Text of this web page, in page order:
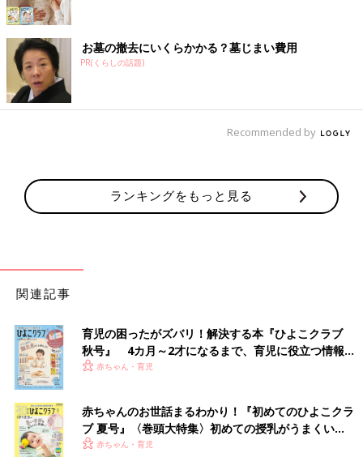
SHOKOさんは、ダイソーでトイストーリーのヘアゴムと前髪を
つ110円、ヘアクリップは4個で220円です。立体的に見えるデザ
インがとってもキュートですね！
「セリア×ズートピア」両面どちらもかわいい！高
見えフェイクレザーポーチ
お墓の撤去にいくらかかる？墓じまい費用
PR(くらしの話題)
Recommended by
ランキングをもっと見る
関連記事
育児の困ったがズバリ！解決する本『ひよこクラブ
秋号』 4カ月～2才になるまで、育児に役立つ情報が
いっぱい！
赤ちゃん・育児
赤ちゃんのお世話まるわかり！『初めてのひよこクラ
ブ 夏号』〈巻頭大特集〉初めての授乳がうまくい
く！ おっぱい・ミルクの基本と夏のトラブル 解決テ
赤ちゃん・育児